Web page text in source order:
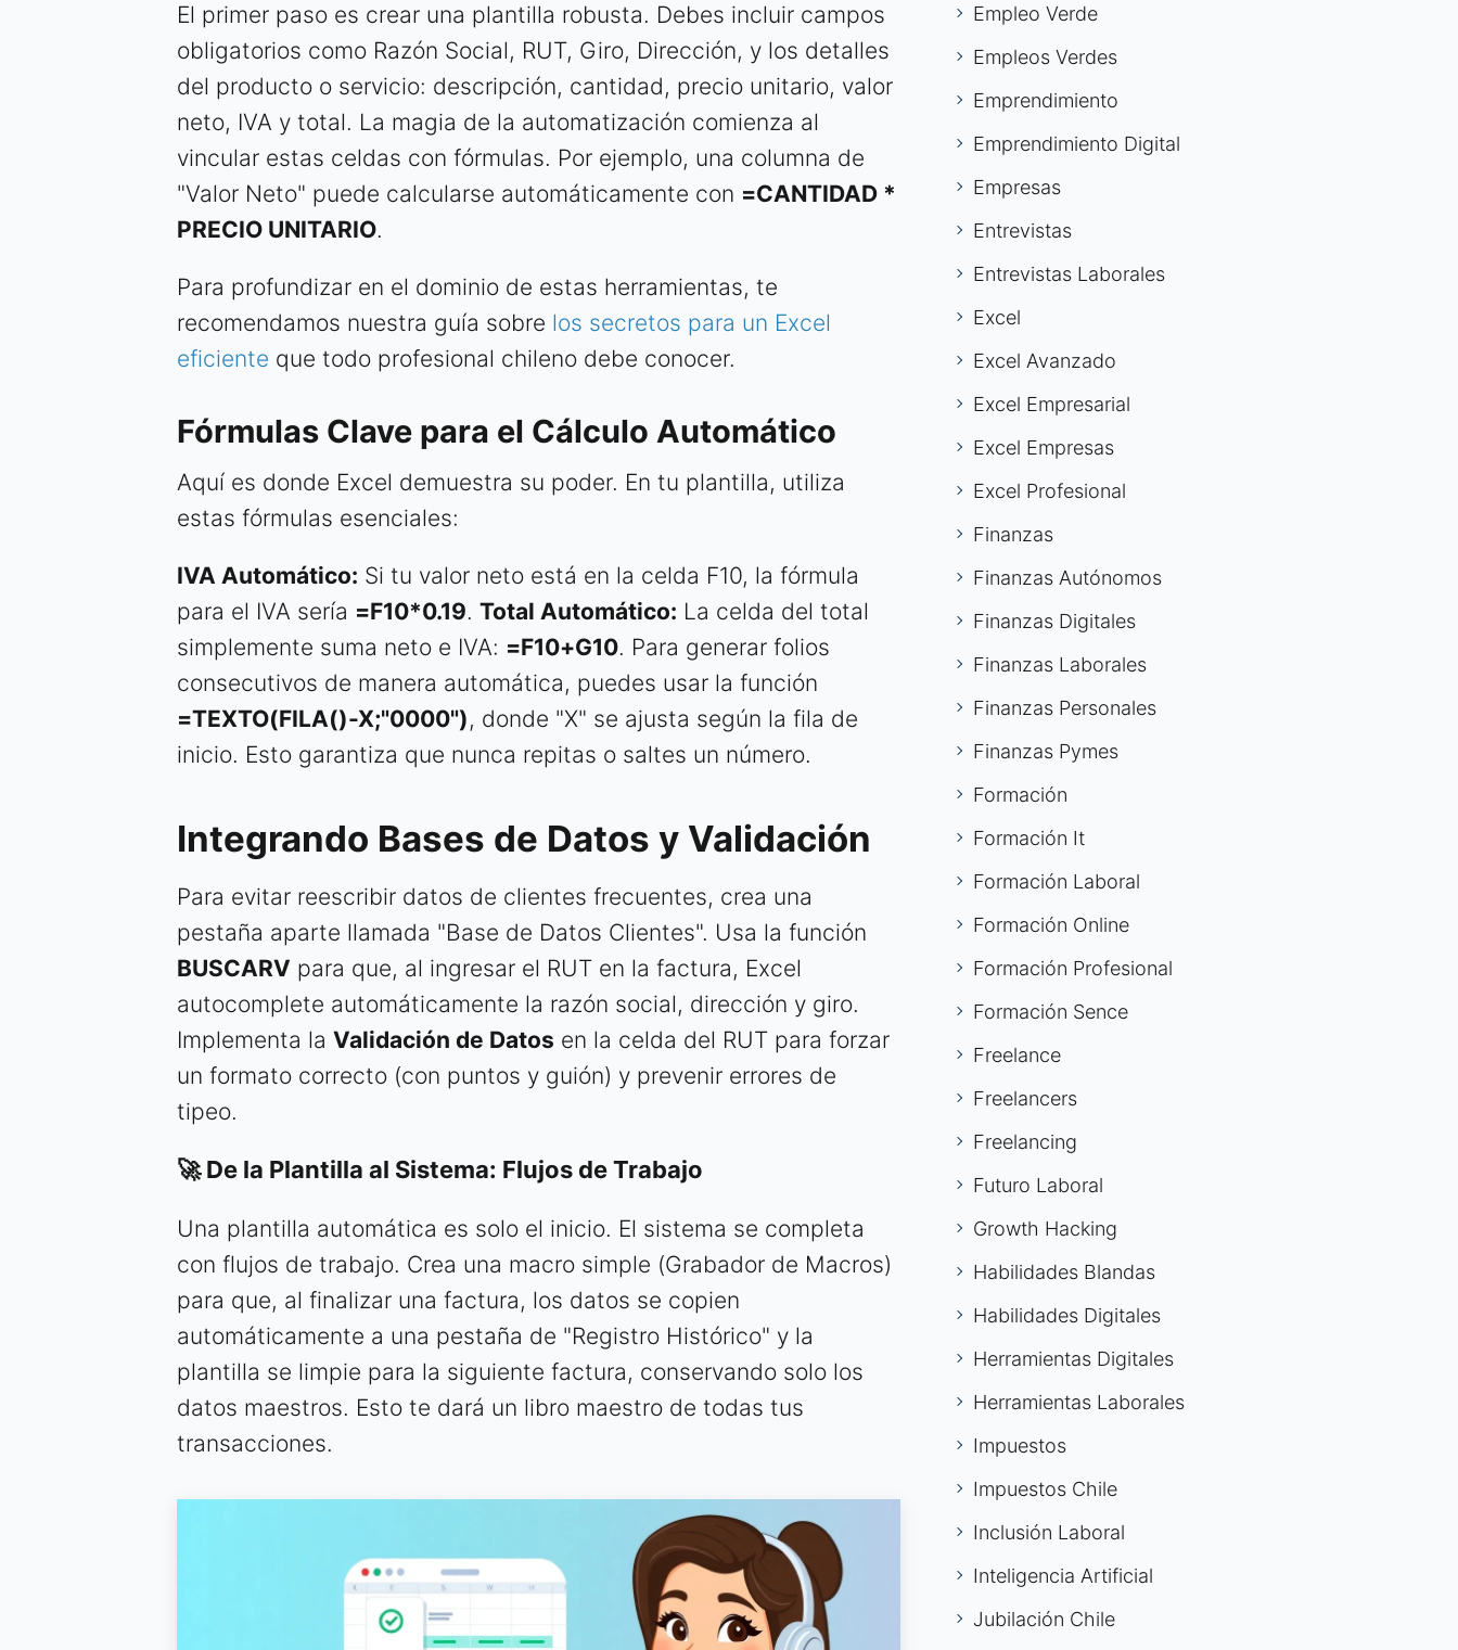
El primer paso es crear una plantilla robusta. Debes incluir campos
obligatorios como Razón Social, RUT, Giro, Dirección, y los detalles
del producto o servicio: descripción, cantidad, precio unitario, valor
neto, IVA y total. La magia de la automatización comienza al
vincular estas celdas con fórmulas. Por ejemplo, una columna de
"Valor Neto" puede calcularse automáticamente con =CANTIDAD *
PRECIO UNITARIO.
Para profundizar en el dominio de estas herramientas, te
recomendamos nuestra guía sobre los secretos para un Excel
eficiente que todo profesional chileno debe conocer.
Fórmulas Clave para el Cálculo Automático
Aquí es donde Excel demuestra su poder. En tu plantilla, utiliza
estas fórmulas esenciales:
IVA Automático: Si tu valor neto está en la celda F10, la fórmula
para el IVA sería =F10*0.19. Total Automático: La celda del total
simplemente suma neto e IVA: =F10+G10. Para generar folios
consecutivos de manera automática, puedes usar la función
=TEXTO(FILA()-X;"0000"), donde "X" se ajusta según la fila de
inicio. Esto garantiza que nunca repitas o saltes un número.
Integrando Bases de Datos y Validación
Para evitar reescribir datos de clientes frecuentes, crea una
pestaña aparte llamada "Base de Datos Clientes". Usa la función
BUSCARV para que, al ingresar el RUT en la factura, Excel
autocomplete automáticamente la razón social, dirección y giro.
Implementa la Validación de Datos en la celda del RUT para forzar
un formato correcto (con puntos y guión) y prevenir errores de
tipeo.
🚀 De la Plantilla al Sistema: Flujos de Trabajo
Una plantilla automática es solo el inicio. El sistema se completa
con flujos de trabajo. Crea una macro simple (Grabador de Macros)
para que, al finalizar una factura, los datos se copien
automáticamente a una pestaña de "Registro Histórico" y la
plantilla se limpie para la siguiente factura, conservando solo los
datos maestros. Esto te dará un libro maestro de todas tus
transacciones.
Empleo Verde
Empleos Verdes
Emprendimiento
Emprendimiento Digital
Empresas
Entrevistas
Entrevistas Laborales
Excel
Excel Avanzado
Excel Empresarial
Excel Empresas
Excel Profesional
Finanzas
Finanzas Autónomos
Finanzas Digitales
Finanzas Laborales
Finanzas Personales
Finanzas Pymes
Formación
Formación It
Formación Laboral
Formación Online
Formación Profesional
Formación Sence
Freelance
Freelancers
Freelancing
Futuro Laboral
Growth Hacking
Habilidades Blandas
Habilidades Digitales
Herramientas Digitales
Herramientas Laborales
Impuestos
Impuestos Chile
Inclusión Laboral
Inteligencia Artificial
Jubilación Chile